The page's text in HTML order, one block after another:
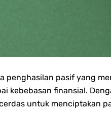
penghasilan pasif yang
kebebasan finansial.
untuk menciptakan